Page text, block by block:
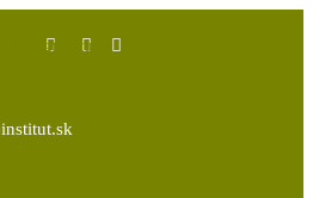
InstagramYoutube